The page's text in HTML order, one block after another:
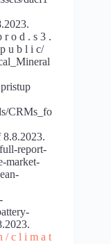
r o d . s 3 .
u b l i c/
CRMs_fo
8.8.2023.
report-
market-
/ c l i m a t